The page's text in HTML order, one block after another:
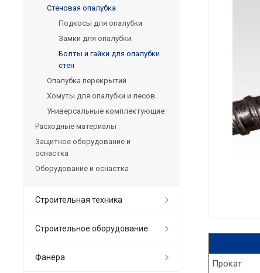
Прокат
Стеновая опалубка
Подкосы для опалубки
Замки для опалубки
Болты и гайки для опалубки
стен
Опалубка перекрытий
Хомуты для опалубки и лесов
Универсальные комплектующие
Расходные материалы
Защитное оборудование и
оснастка
Оборудование и оснастка
Строительная техника
Строительное оборудование
Фанера